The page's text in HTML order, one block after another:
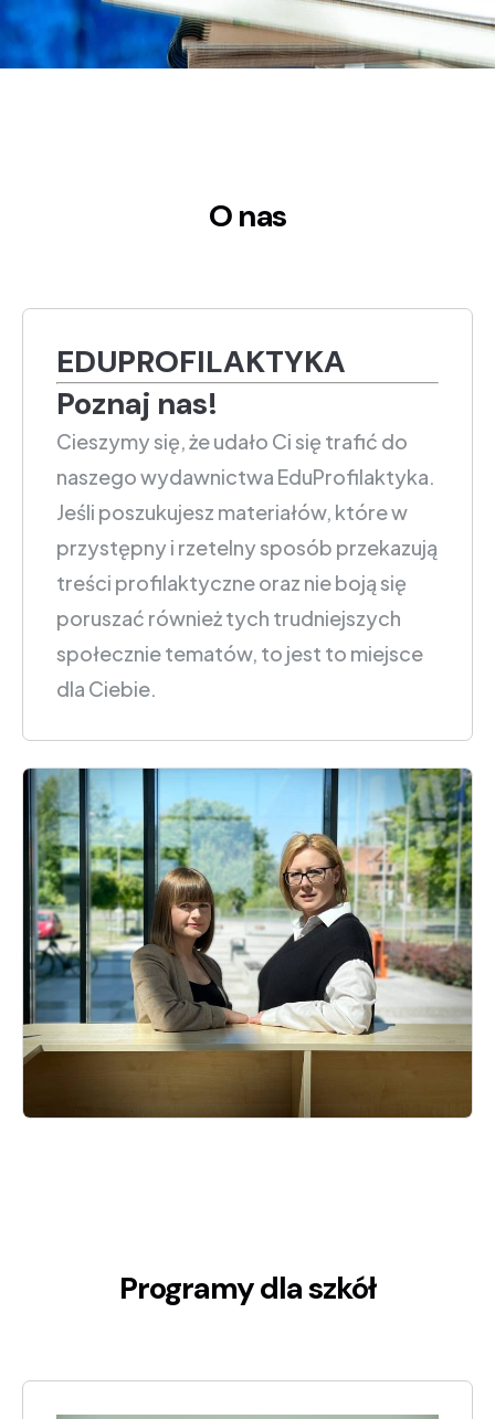
O nas
EDUPROFILAKTYKA
Poznaj nas!
Cieszymy się, że udało Ci się trafić do
naszego wydawnictwa EduProfilaktyka.
Jeśli poszukujesz materiałów, które w
przystępny i rzetelny sposób przekazują
treści profilaktyczne oraz nie boją się
poruszać również tych trudniejszych
społecznie tematów, to jest to miejsce
dla Ciebie.
Programy dla szkół